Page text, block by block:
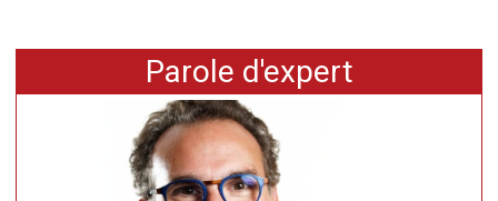
Parole d'expert